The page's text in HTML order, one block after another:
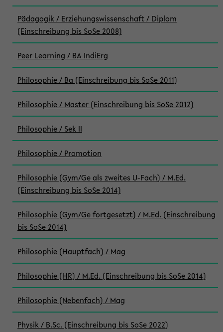
Pädagogik / Erziehungswissenschaft / Diplom
(Einschreibung bis SoSe 2008)
Peer Learning / BA IndiErg
Philosophie / Ba (Einschreibung bis SoSe 2011)
Philosophie / Master (Einschreibung bis SoSe 2012)
Philosophie / Sek II
Philosophie / Promotion
Philosophie (Gym/Ge als zweites U-Fach) / M.Ed.
(Einschreibung bis SoSe 2014)
Philosophie (Gym/Ge fortgesetzt) / M.Ed. (Einschreibung
bis SoSe 2014)
Philosophie (Hauptfach) / Mag
Philosophie (HR) / M.Ed. (Einschreibung bis SoSe 2014)
Philosophie (Nebenfach) / Mag
Physik / B.Sc. (Einschreibung bis SoSe 2022)